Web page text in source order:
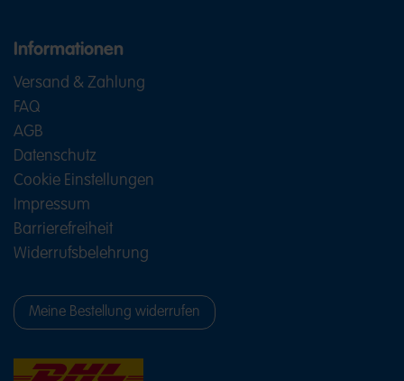
Informationen
Versand & Zahlung
FAQ
AGB
Datenschutz
Cookie Einstellungen
Impressum
Barrierefreiheit
Widerrufsbelehrung
Meine Bestellung widerrufen